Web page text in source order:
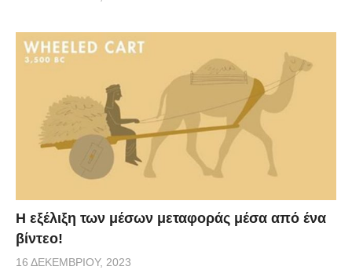
Η εξέλιξη των μέσων μεταφοράς μέσα από ένα
βίντεο!
16 ΔΕΚΕΜΒΡΊΟΥ, 2023